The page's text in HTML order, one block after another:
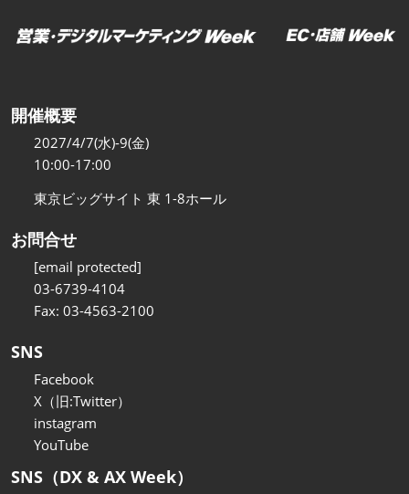
開催概要
2027/4/7(水)-9(金)
10:00-17:00
東京ビッグサイト 東 1-8ホール
お問合せ
[email protected]
03-6739-4104
Fax: 03-4563-2100
SNS
Facebook
X（旧:Twitter）
instagram
YouTube
SNS（DX & AX Week）